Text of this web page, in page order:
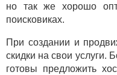
но так же хорошо
поисковиках.
При создании и
скидки на свои услуги.
готовы предложить